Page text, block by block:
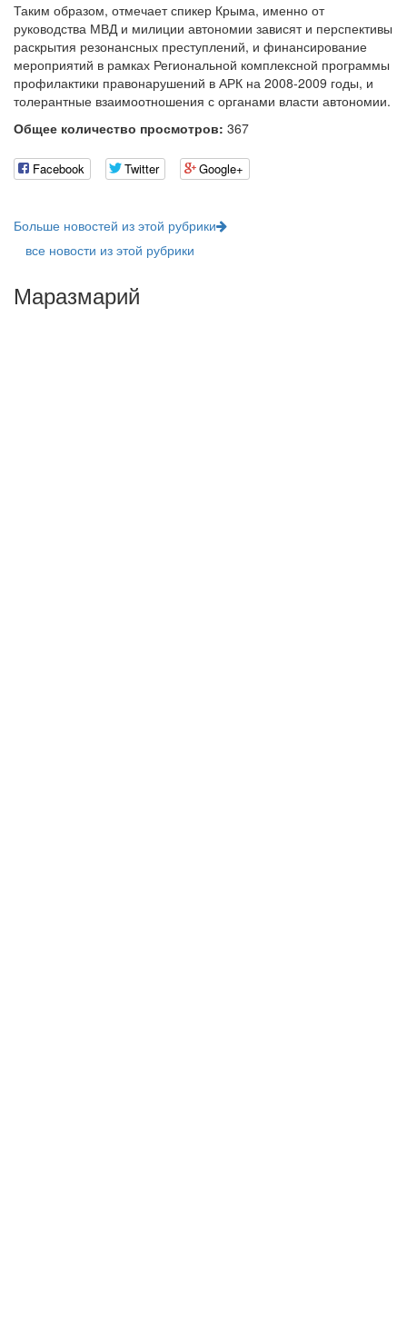
Таким образом, отмечает спикер Крыма, именно от
руководства МВД и милиции автономии зависят и перспективы
раскрытия резонансных преступлений, и финансирование
мероприятий в рамках Региональной комплексной программы
профилактики правонарушений в АРК на 2008-2009 годы, и
толерантные взаимоотношения с органами власти автономии.
Общее количество просмотров: 367
Facebook Twitter Google+
Больше новостей из этой рубрики
все новости из этой рубрики
Маразмарий